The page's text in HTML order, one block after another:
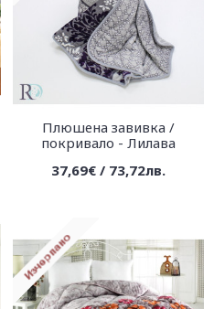
Плюшена завивка /
покривало - Лилава
37,69€ / 73,72лв.